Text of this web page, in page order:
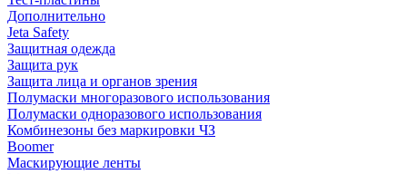
Дополнительно
Jeta Safety
Защитная одежда
Защита рук
Защита лица и органов зрения
Полумаски многоразового использования
Полумаски одноразового использования
Комбинезоны без маркировки ЧЗ
Boomer
Маскирующие ленты